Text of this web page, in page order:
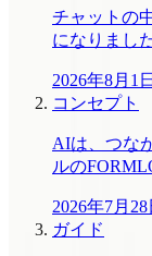
チャットの
になりまし
2026年8月1日
コンセプト
AIは、つな
ルの
2026年7月28
ガイド